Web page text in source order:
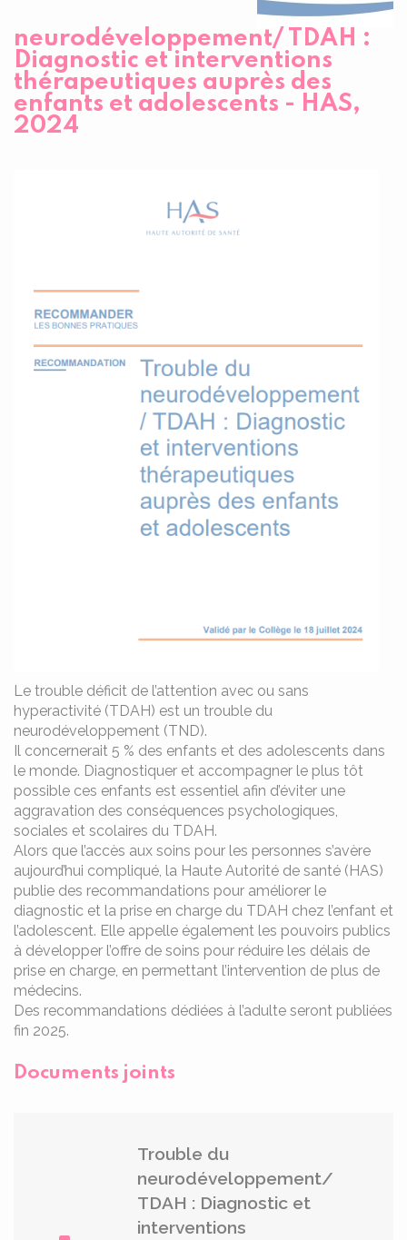
neurodéveloppement/ TDAH :
Diagnostic et interventions
thérapeutiques auprès des
enfants et adolescents - HAS,
2024
Le trouble déficit de l’attention avec ou sans
hyperactivité (TDAH) est un trouble du
neurodéveloppement (TND).
Il concernerait 5 % des enfants et des adolescents dans
le monde. Diagnostiquer et accompagner le plus tôt
possible ces enfants est essentiel afin d’éviter une
aggravation des conséquences psychologiques,
sociales et scolaires du TDAH.
Alors que l’accès aux soins pour les personnes s’avère
aujourd’hui compliqué, la Haute Autorité de santé (HAS)
publie des recommandations pour améliorer le
diagnostic et la prise en charge du TDAH chez l’enfant et
l’adolescent. Elle appelle également les pouvoirs publics
à développer l’offre de soins pour réduire les délais de
prise en charge, en permettant l’intervention de plus de
médecins.
Des recommandations dédiées à l’adulte seront publiées
fin 2025.
Documents joints
Trouble du
neurodéveloppement/
TDAH : Diagnostic et
interventions